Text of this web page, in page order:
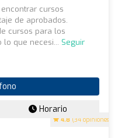
4.8 (34 opiniones)
cursos
de aprobados.
cursos para los
lo que necesi... Seguir
Horario